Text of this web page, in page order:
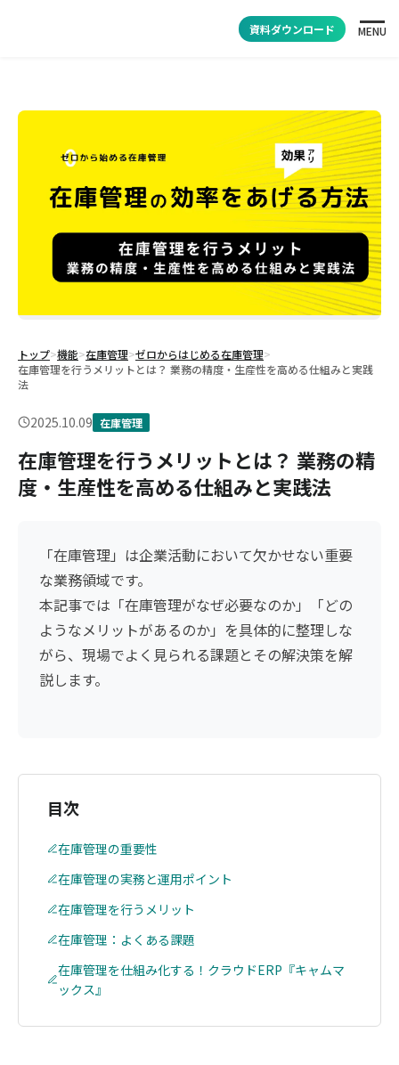
資料ダウンロード MENU
トップ>機能>在庫管理>ゼロからはじめる在庫管理>
在庫管理を行うメリットとは？ 業務の精度・生産性を高める仕組みと実践
法
2025.10.09 在庫管理
在庫管理を行うメリットとは？ 業務の精
度・生産性を高める仕組みと実践法
「在庫管理」は企業活動において欠かせない重要
な業務領域です。
本記事では「在庫管理がなぜ必要なのか」「どの
ようなメリットがあるのか」を具体的に整理しな
がら、現場でよく見られる課題とその解決策を解
説します。
目次
在庫管理の重要性
在庫管理の実務と運用ポイント
在庫管理を行うメリット
在庫管理：よくある課題
在庫管理を仕組み化する！クラウドERP『キャムマ
ックス』